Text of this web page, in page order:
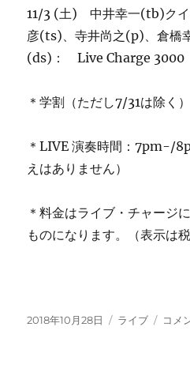
11/3 (土) 中井幸一(tb)ク
彦(ts)、寺井尚之(p)、倉橋
(ds)： Live Charge 3000
＊学割（ただし7/31は除く
＊LIVE 演奏時間：
えはありません）
＊料金はライブ・チャージ
ものになります。（表示は税
投
2018年10月28日
カ
ライブ
今
コメ